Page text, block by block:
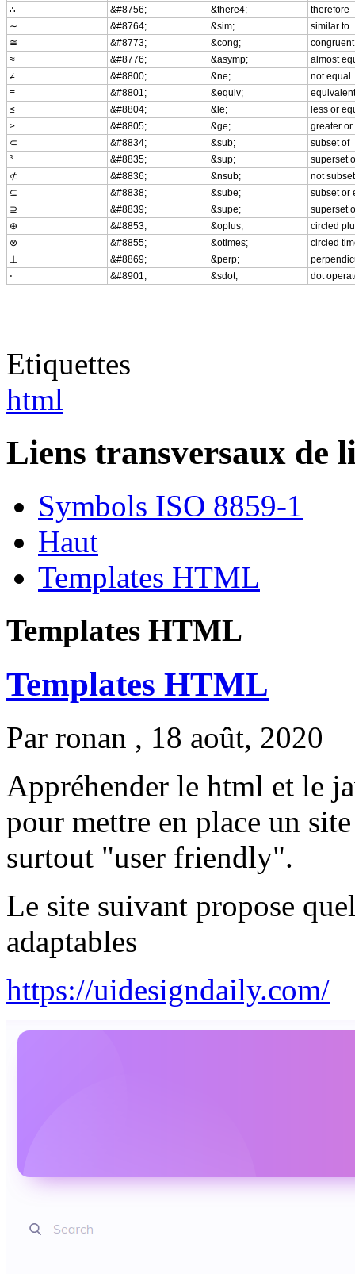
∴
&#8756; &there4;
therefore
∼
&#8764; &sim;
similar to
≅
&#8773; &cong;
≈
&#8776; &asymp;
almost
≠
&#8800; &ne;
not equal
≡
&#8801; &equiv;
equivalent
≤
&#8804; &le;
less or
≥
&#8805; &ge;
greater
⊂
&#8834; &sub;
subset of
³
&#8835; &sup;
superset
⊄
&#8836; &nsub;
not
⊆
&#8838; &sube;
subset or
⊇
&#8839; &supe;
superset
⊕
&#8853; &oplus;
circled
⊗
&#8855; &otimes;
circled
⊥
&#8869; &perp;
⋅
&#8901; &sdot; dot
Etiquettes
html
Liens transversaux de
Symbols ISO 8859-1
Haut
Templates HTML
Templates HTML
Templates HTML
Par ronan , 18 août, 2020
Appréhender le html et le
pour mettre en place un
surtout "user friendly".
Le site suivant propose
adaptables
https://uidesigndaily.com/